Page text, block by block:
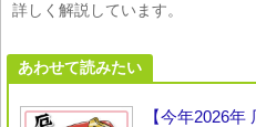
詳しく解説しています。
あわせて読みたい
【今年2026